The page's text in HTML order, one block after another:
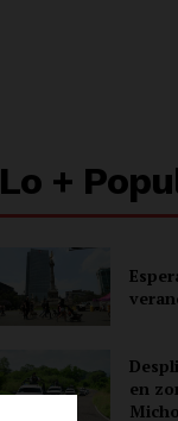
Lo +
en